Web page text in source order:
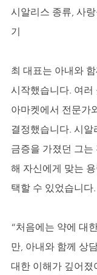
시알리스 종류, 사
기
최 대표는 아내와
시작했습니다. 여러
아마켓에서 전문가
결정했습니다. 시알
금증을 가졌던 그는
해 자신에게 맞는
택할 수 있었습니다.
“처음에는 약에 대
만, 아내와 함께 상
대한 이해가 깊어졌